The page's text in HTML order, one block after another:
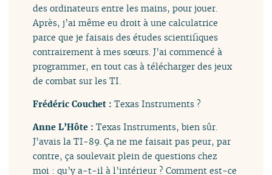
des ordinateurs entre les mains, pour jouer.
Après, j’ai même eu droit à une calculatrice
parce que je faisais des études scientifiques
contrairement à mes sœurs. J’ai commencé à
programmer, en tout cas à télécharger des jeux
de combat sur les TI.
Frédéric Couchet :Texas Instruments ?
Anne L’Hôte :Texas Instruments, bien sûr.
J’avais la TI-89. Ça ne me faisait pas peur, par
contre, ça soulevait plein de questions chez
moi : qu’y a-t-il à l’intérieur ? Comment est-ce